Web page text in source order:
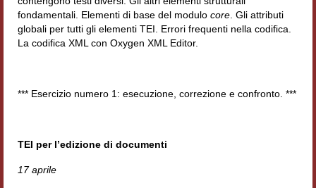
Epistolografia
Comparatistica
Filologia digitale
ALIM
fondamentali. Elementi di base del modulo core . Gli attributi
globali per tutti gli elementi TEI. Errori frequenti nella codifica.
La codifica XML con Oxygen XML Editor.
*** Esercizio numero 1: esecuzione, correzione e confronto. ***
TEI per l’edizione di documenti
17 aprile